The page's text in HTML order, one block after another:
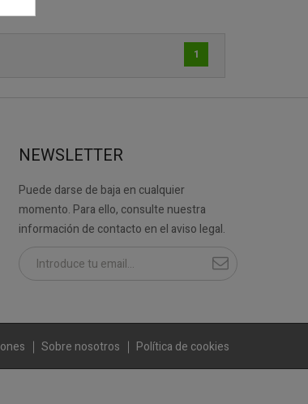
1
NEWSLETTER
Puede darse de baja en cualquier
momento. Para ello, consulte nuestra
información de contacto en el aviso legal.
Sobre nosotros Política de cookies